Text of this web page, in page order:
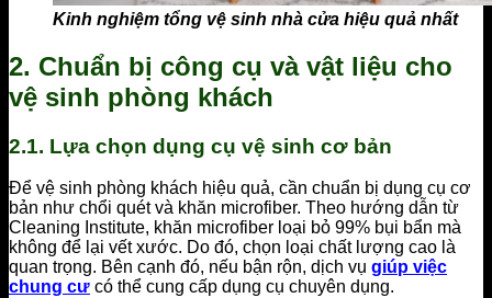
Kinh nghiệm tổng vệ sinh nhà cửa hiệu quả nhất
2. Chuẩn bị công cụ và vật liệu cho
vệ sinh phòng khách
2.1. Lựa chọn dụng cụ vệ sinh cơ bản
Để vệ sinh phòng khách hiệu quả, cần chuẩn bị dụng cụ cơ
bản như chổi quét và khăn microfiber. Theo hướng dẫn từ
Cleaning Institute, khăn microfiber loại bỏ 99% bụi bẩn mà
không để lại vết xước. Do đó, chọn loại chất lượng cao là
quan trọng. Bên cạnh đó, nếu bận rộn, dịch vụ giúp việc
chung cư có thể cung cấp dụng cụ chuyên dụng.